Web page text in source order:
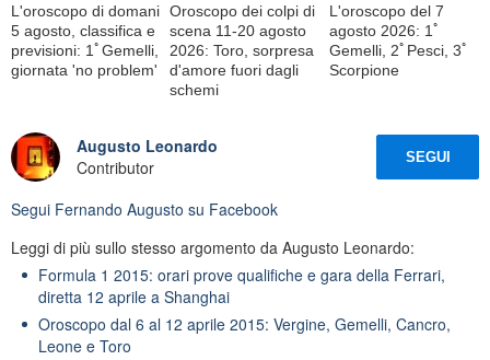
L'oroscopo di domani
5 agosto, classifica e
previsioni: 1ﾟGemelli,
giornata 'no problem'
Oroscopo dei colpi di
scena 11-20 agosto
2026: Toro, sorpresa
d'amore fuori dagli
schemi
L'oroscopo del 7
agosto 2026: 1ﾟ
Gemelli, 2ﾟPesci, 3ﾟ
Scorpione
Augusto Leonardo
Contributor
SEGUI
Segui Fernando Augusto su Facebook
Leggi di più sullo stesso argomento da Augusto Leonardo:
Formula 1 2015: orari prove qualifiche e gara della Ferrari,
diretta 12 aprile a Shanghai
Oroscopo dal 6 al 12 aprile 2015: Vergine, Gemelli, Cancro,
Leone e Toro